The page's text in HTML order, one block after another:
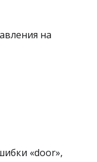
на
«door»,